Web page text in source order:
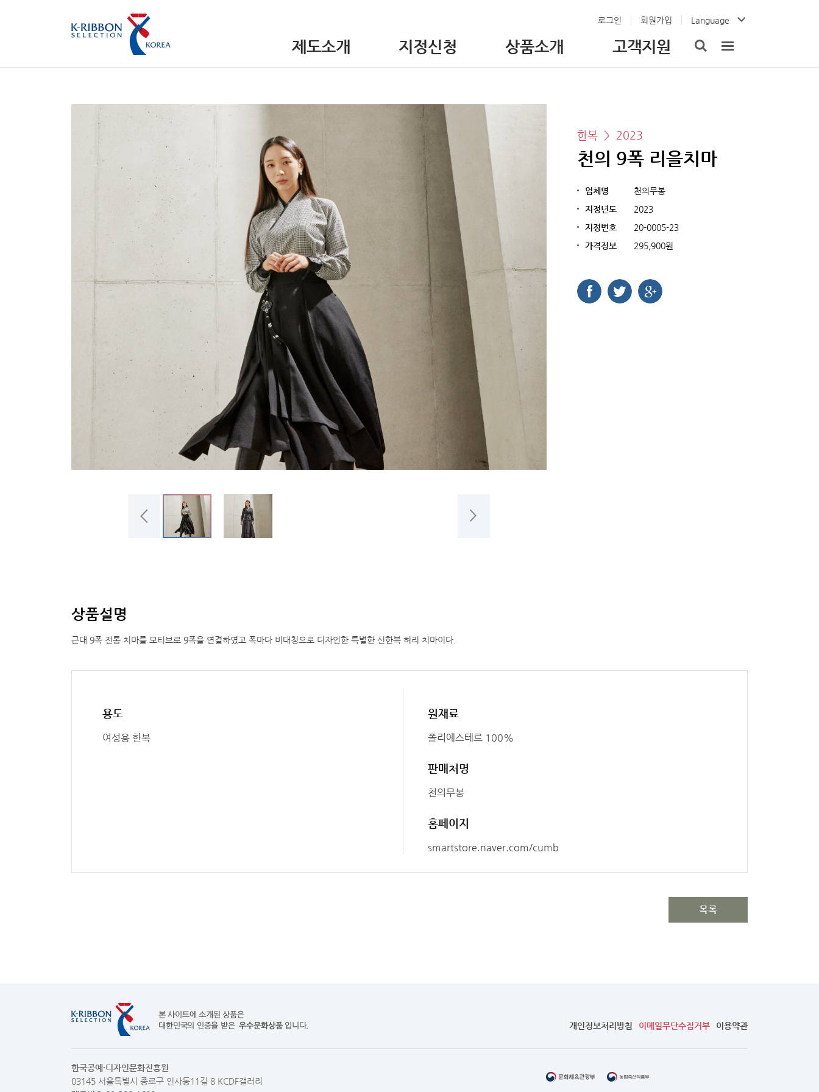
로그인 회원가입 Language
제도소개 지정신청 상품소개 고객지원
한복 > 2023
천의 9폭 리을치마
업체명
천의무봉
지정년도
2023
지정번호
20-0005-23
가격정보
295,900원
상품설명
근대 9폭 전통 치마를 모티브로 9폭을 연결하였고 폭마다 비대칭으로 디자인한 특별한 신한복 허리 치마이다.
용도
여성용 한복
원재료
폴리에스테르 100%
판매처명
천의무봉
홈페이지
smartstore.naver.com/cumb
목록
개인정보처리방침 이메일무단수집거부 이용약관
한국공예·디자인문화진흥원
03145 서울특별시 종로구 인사동11길 8 KCDF갤러리